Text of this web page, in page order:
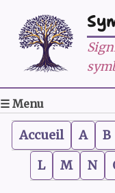
☰ Menu
Accueil A B
L
M N